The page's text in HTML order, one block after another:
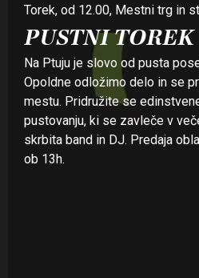
Torek, od 12.00, Mestni trg in
PUSTNI TOREK
Na Ptuju je slovo od pusta
Opoldne odložimo delo in se
mestu. Pridružite se
pustovanju, ki se zavleče v
skrbita band in DJ. Predaja
ob 13h.